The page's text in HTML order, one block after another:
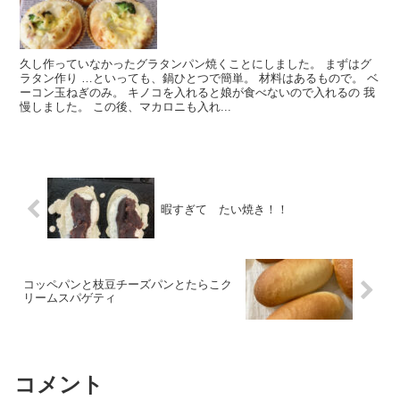
久し作っていなかったグラタンパン焼くことにしました。 まずはグ
ラタン作り …といっても、鍋ひとつで簡単。 材料はあるもので。 ベ
ーコン玉ねぎのみ。 キノコを入れると娘が食べないので入れるの 我
慢しました。 この後、マカロニも入れ...
暇すぎて たい焼き！！
コッペパンと枝豆チーズパンとたらこク
リームスパゲティ
コメント